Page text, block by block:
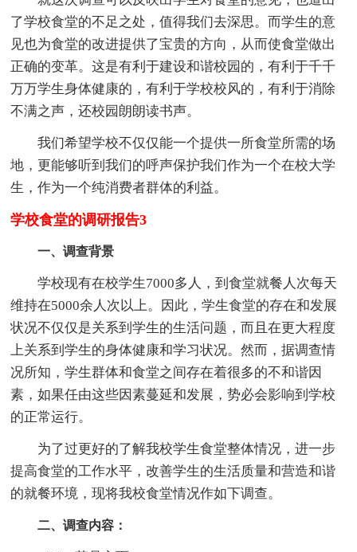
了学校食堂的不足之处，值得我们去深思。而学生的意
见也为食堂的改进提供了宝贵的方向，从而使食堂做出
正确的变革。这是有利于建设和谐校园的，有利于千千
万万学生身体健康的，有利于学校校风的，有利于消除
不满之声，还校园朗朗读书声。
我们希望学校不仅仅能一个提供一所食堂所需的场
地，更能够听到我们的呼声保护我们作为一个在校大学
生，作为一个纯消费者群体的利益。
学校食堂的调研报告3
一、调查背景
学校现有在校学生7000多人，到食堂就餐人次每天
维持在5000余人次以上。因此，学生食堂的存在和发展
状况不仅仅是关系到学生的生活问题，而且在更大程度
上关系到学生的身体健康和学习状况。然而，据调查情
况所知，学生群体和食堂之间存在着很多的不和谐因
素，如果任由这些因素蔓延和发展，势必会影响到学校
的正常运行。
为了过更好的了解我校学生食堂整体情况，进一步
提高食堂的工作水平，改善学生的生活质量和营造和谐
的就餐环境，现将我校食堂情况作如下调查。
二、调查内容：